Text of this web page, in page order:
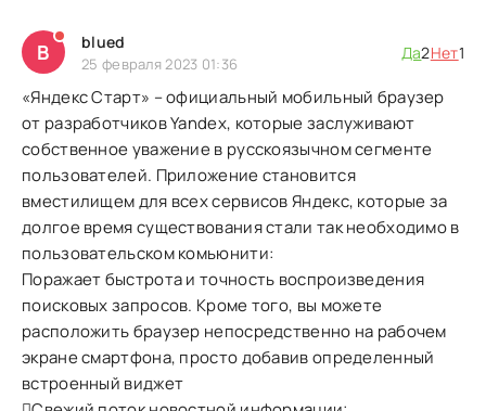
B blued
25 февраля 2023 01:36
Да2Нет1
«Яндекс Старт» – официальный мобильный браузер
от разработчиков Yandex, которые заслуживают
собственное уважение в русскоязычном сегменте
пользователей. Приложение становится
вместилищем для всех сервисов Яндекс, которые за
долгое время существования стали так необходимо в
пользовательском комьюнити:
Поражает быстрота и точность воспроизведения
поисковых запросов. Кроме того, вы можете
расположить браузер непосредственно на рабочем
экране смартфона, просто добавив определенный
встроенный виджет